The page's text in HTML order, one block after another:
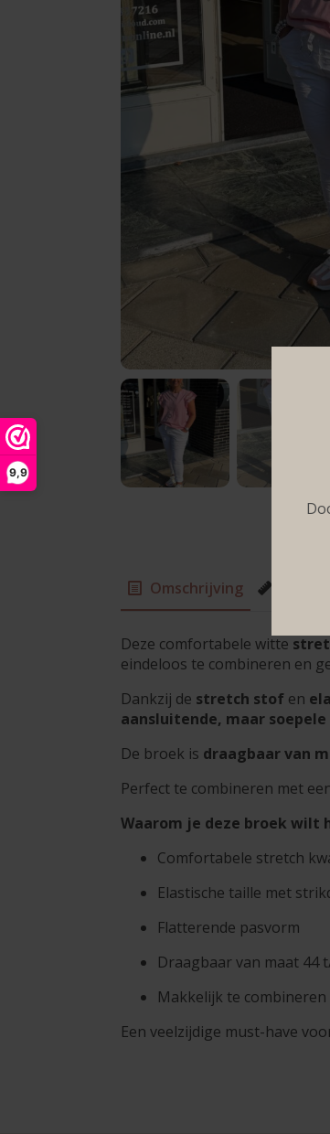
9,9
Omschrijving
Deze comfortabele witte
eindeloos te combineren en
Dankzij de stretch stof en
aansluitende, maar soepele
De broek is draagbaar van
Perfect te combineren met
Waarom je deze broek wilt
Comfortabele stretch
Elastische taille met
Flatterende pasvorm
Draagbaar van maat 44
Makkelijk te combineren
Een veelzijdige must-have